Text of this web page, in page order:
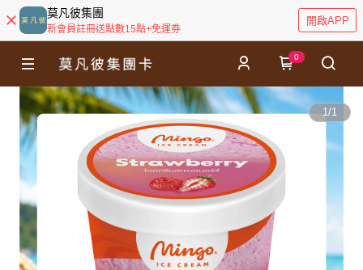
莫凡彼集團
新會員註冊送點數15點+免運券
開啟APP
0
1/1